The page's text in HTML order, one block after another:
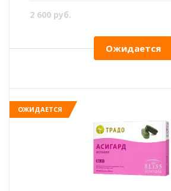
2 600 руб.
Ожидается
ОЖИДАЕТСЯ